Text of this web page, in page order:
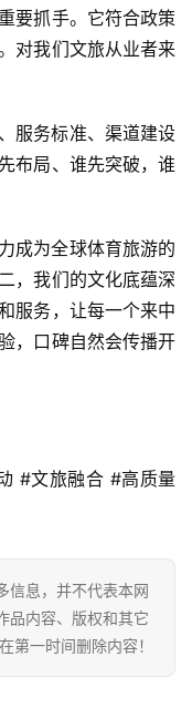
要抓手。它符合政策
对我们文旅从业者来
服务标准、渠道建设
布局、谁先突破，谁
成为全球体育旅游的
，我们的文化底蕴深
服务，让每一个来中
，口碑自然会传播开
#文旅融合 #高质量
信息，并不代表本网
品内容、版权和其它
第一时间删除内容！